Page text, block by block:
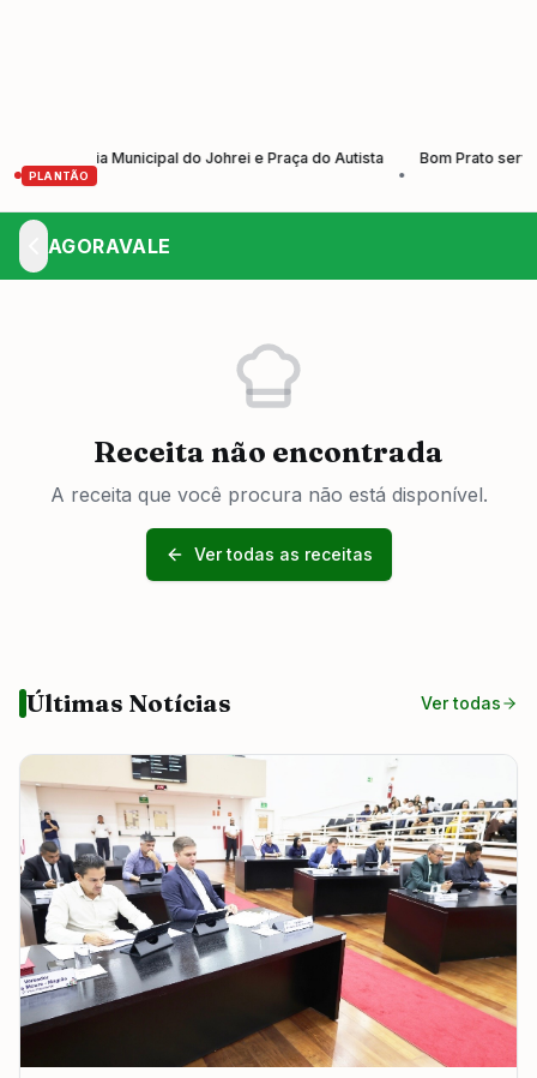
PLANTÃO
do Dia Municipal do Johrei e Praça do Autista
Bom Prato serve
AGORAVALE
Receita não encontrada
A receita que você procura não está disponível.
Ver todas as receitas
Últimas Notícias Ver todas